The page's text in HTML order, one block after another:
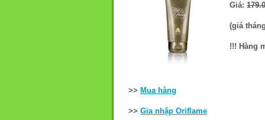
Giá:
(giá
!!! Hàng
>> Mua hàng
>> Gia nhập Oriflame